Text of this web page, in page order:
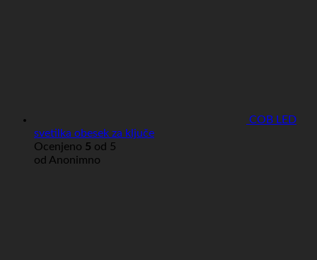
COB LED
svetilka obesek za ključe
Ocenjeno 5 od 5
od Anonimno